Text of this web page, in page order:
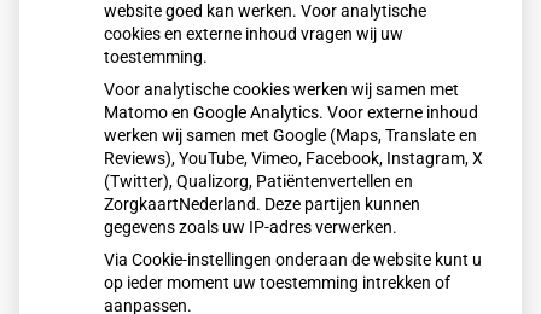
adviseert duurzaam gewichtsverlies. AI is handig als
startpunt, maar voor blijvend resultaat blijft persoonlijke
begeleiding belangrijk.
Lees het hele artikel op: Gezondheidsnet
Publicatiedatum:12-01-2026
website goed kan werken. Voor analytische
cookies en externe inhoud vragen wij uw
toestemming.
Voor analytische cookies werken wij samen met
Matomo en Google Analytics. Voor externe inhoud
werken wij samen met Google (Maps, Translate en
Reviews), YouTube, Vimeo, Facebook, Instagram, X
(Twitter), Qualizorg, Patiëntenvertellen en
ZorgkaartNederland. Deze partijen kunnen
gegevens zoals uw IP-adres verwerken.
Via Cookie-instellingen onderaan de website kunt u
op ieder moment uw toestemming intrekken of
aanpassen.